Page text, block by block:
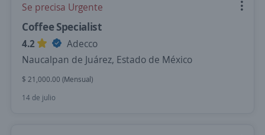
Se precisa Urgente
Coffee Specialist
4.2
Adecco
Naucalpan de Juárez, Estado de México
$ 21,000.00 (Mensual)
14 de julio